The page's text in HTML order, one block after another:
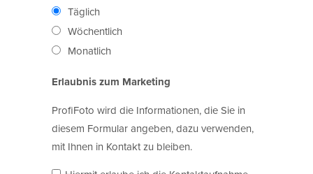
Täglich
Wöchentlich
Monatlich
Erlaubnis zum Marketing
ProfiFoto wird die Informationen, die Sie in
diesem Formular angeben, dazu verwenden,
mit Ihnen in Kontakt zu bleiben.